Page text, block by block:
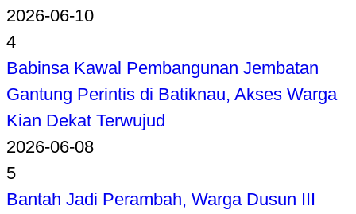
2026-06-10
4
Babinsa Kawal Pembangunan Jembatan
Gantung Perintis di Batiknau, Akses Warga
Kian Dekat Terwujud
2026-06-08
5
Bantah Jadi Perambah, Warga Dusun III